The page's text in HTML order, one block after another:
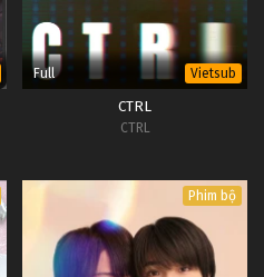
Full Vietsub
CTRL
CTRL
Phim bộ